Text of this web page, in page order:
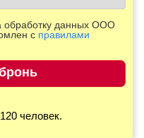
обработку данных ООО
с правилами
120 человек.